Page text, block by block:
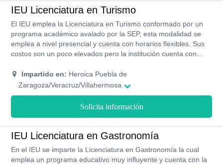
IEU Licenciatura en Turismo
El IEU emplea la Licenciatura en Turismo conformado por un
programa académico avalado por la SEP, esta modalidad se
emplea a nivel presencial y cuenta con horarios flexibles. Sus
costos son un poco elevados pero la institución cuenta con
Impartido en: Heroica Puebla de
Zaragoza/Veracruz/Villahermosa
Solicita información
IEU Licenciatura en Gastronomía
En el IEU se imparte la Licenciatura en Gastronomía la cual
emplea un programa educativo muy influyente y cuenta con la